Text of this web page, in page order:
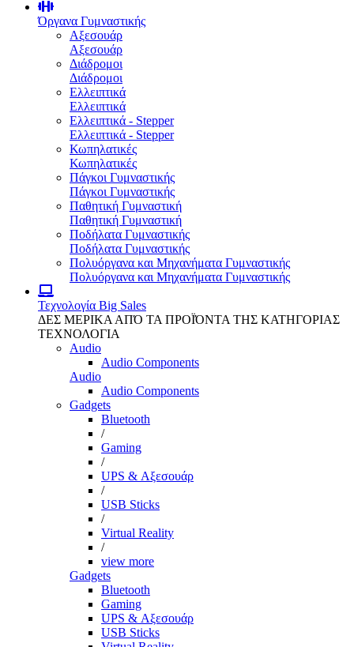
Όργανα Γυμναστικής
Αξεσουάρ
Αξεσουάρ
Διάδρομοι
Διάδρομοι
Ελλειπτικά
Ελλειπτικά
Ελλειπτικά - Stepper
Ελλειπτικά - Stepper
Κωπηλατικές
Κωπηλατικές
Πάγκοι Γυμναστικής
Πάγκοι Γυμναστικής
Παθητική Γυμναστική
Παθητική Γυμναστική
Ποδήλατα Γυμναστικής
Ποδήλατα Γυμναστικής
Πολυόργανα και Μηχανήματα Γυμναστικής
Πολυόργανα και Μηχανήματα Γυμναστικής
Τεχνολογία Big Sales
ΔΕΣ ΜΕΡΙΚΑ ΑΠΌ ΤΑ ΠΡΟΪΌΝΤΑ ΤΗΣ ΚΑΤΗΓΟΡΙΑΣ
ΤΕΧΝΟΛΟΓΙΑ
Audio
Audio Components
Audio
Audio Components
Gadgets
Bluetooth
/
Gaming
/
UPS & Αξεσουάρ
/
USB Sticks
/
Virtual Reality
/
view more
Gadgets
Bluetooth
Gaming
UPS & Αξεσουάρ
USB Sticks